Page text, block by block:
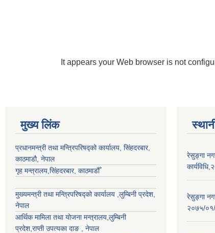
It appears your Web browser is not
मुख्य लिंक
प्रधानमन्त्री तथा मन्त्रिपरिषद्को कार्यालय, सिंहदरबार,
काठमाडौ, नेपाल
गृह मन्त्रालय,सिंहदरबार, काठमाडौँ
मुख्यमन्त्री तथा मन्त्रिपरिषद्को कार्यालय ,लुम्बिनी प्रदेश,
नेपाल
आर्थिक मामिला तथा योजना मन्त्रालय, लुम्बिनी
प्रदेश ,राप्ती उपत्यका दाङ , नेपाल
रेसुङ्गा
रेसुङ्गा
२०७५/